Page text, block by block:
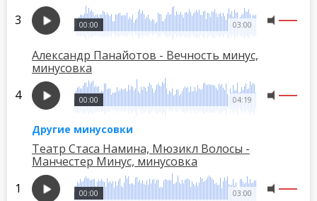
03:00
00:00
Александр Панайотов - Вечность минус,
минусовка
04:19
00:00
Другие минусовки
Театр Стаса Намина, Мюзикл Волосы -
Манчестер Минус, минусовка
03:00
00:00